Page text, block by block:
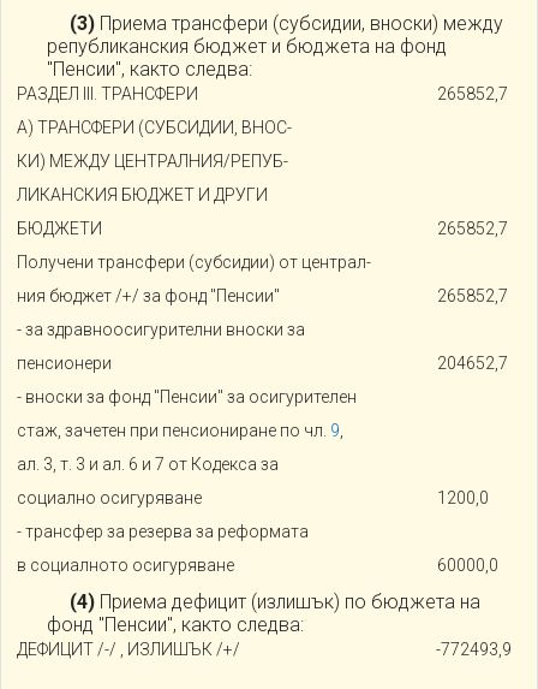
(3) Приема трансфери (субсидии, вноски) между
републиканския бюджет и бюджета на фонд
"Пенсии", както следва:
РАЗДЕЛ III. ТРАНСФЕРИ
265852,7
А) ТРАНСФЕРИ (СУБСИДИИ, ВНОС-
КИ) МЕЖДУ ЦЕНТРАЛНИЯ/РЕПУБ-
ЛИКАНСКИЯ БЮДЖЕТ И ДРУГИ
БЮДЖЕТИ
265852,7
Получени трансфери (субсидии) от централ-
ния бюджет /+/ за фонд "Пенсии"
265852,7
- за здравноосигурителни вноски за
пенсионери
204652,7
- вноски за фонд "Пенсии" за осигурителен
стаж, зачетен при пенсиониране по чл. 9
ал. 3, т. 3 и ал. 6 и 7 от Кодекса за
социално осигуряване
1200,0
- трансфер за резерва за реформата
в социалното осигуряване
60000,0
(4) Приема дефицит (излишък) по бюджета на
фонд "Пенсии", както следва:
ДЕФИЦИТ /-/ , ИЗЛИШЪК /+/ -772493,9